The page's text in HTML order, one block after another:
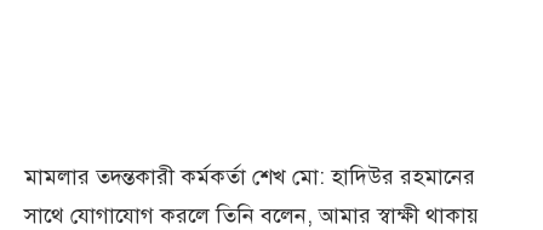
মামলার তদন্তকারী কর্মকর্তা শেখ মো: হাদিউর রহমানের
সাথে যোগাযোগ করলে তিনি বলেন, আমার স্বাক্ষী থাকায়